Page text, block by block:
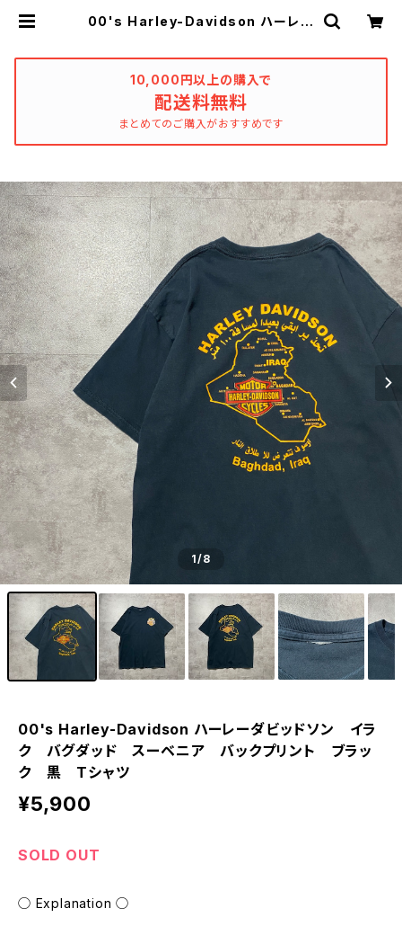
00's Harley-Davidson ハーレー
ク 黒 Tシャツ | used_clothing
_katharsis
10,000円以上の購入で
配送料無料
まとめてのご購入がおすすめです
1/8
00's Harley-Davidson ハーレーダビッドソン イラ
ク バグダッド スーベニア バックプリント ブラッ
ク 黒 Tシャツ
¥5,900
SOLD OUT
◯ Explanation ◯